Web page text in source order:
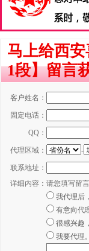
马上给西
1段】留言
客户姓名：
固定电话：
QQ：
代理区域： -
联系地址：
详细内容： 请您填写留
我代理后
有意向代
很感兴趣
我要代理。